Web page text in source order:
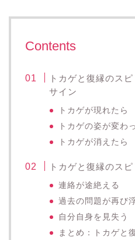
Contents
トカゲと復縁のス
サイン
トカゲが現れたら
トカゲの姿が変わ
トカゲが消えたら
トカゲと復縁のス
連絡が途絶える
過去の問題が再び
自分自身を見失う
まとめ：トカゲと